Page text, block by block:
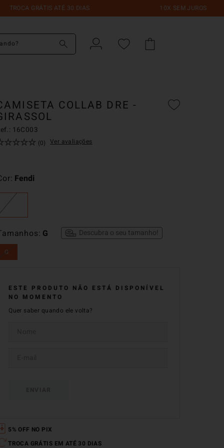
GRÁTIS ATÉ 30 DIAS 10X SEM JUROS
COLLAB DRE -
16C003
☆☆☆☆ (0) Ver avaliações
G
G
Descubra o seu tamanho!
Fendi
ESTE PRODUTO NÃO ESTÁ DISPONÍVEL
NO MOMENTO
Quer saber quando ele volta?
5% OFF NO PIX
TROCA GRÁTIS EM ATÉ 30 DIAS